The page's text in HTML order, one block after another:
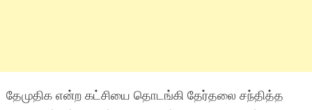
தேமுதிக என்ற கட்சியை தொடங்கி தேர்தலை சந்தித்த